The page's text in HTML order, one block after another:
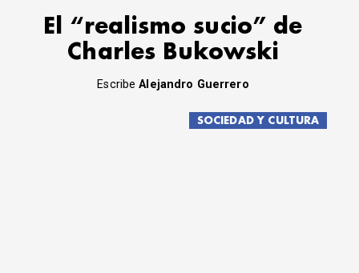
El “realismo sucio” de
Charles Bukowski
EscribeAlejandro Guerrero
SOCIEDAD Y CULTURA